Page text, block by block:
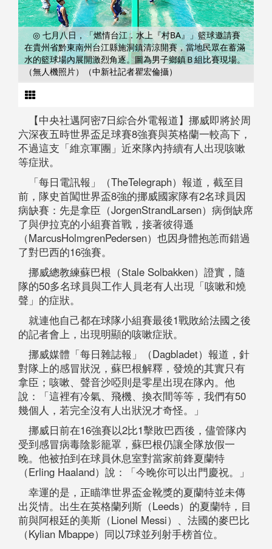
◎ 七月八日，「燃情台江．水上『村BA』」籃球邀請賽
在貴州省黔東南州台江縣施洞鎮清涼開賽，當地民眾在蓄滿
水的籃球場內展開激烈角逐。圖為男子鄉鎮Ｂ組比賽現場。
（無人機照片）（中新社記者瞿宏倫攝）
【中央社邁阿密7日綜合外電報道】挪威即將於周
六深夜五時世界盃足球賽8強賽與英格蘭一較高下，
不過這支「維京軍團」近來隊內持續有人出現咳嗽
等症狀。
「每日電訊報」（TheTelegraph）報道，截至目
前，隊史首闖世界盃8強的挪威國家隊有2名球員因
病缺賽：先是拿臣（JorgenStrandLarsen）病倒缺席
了與伊拉克的小組賽首戰，接著彼得遜
（MarcusHolmgrenPedersen）也因身體抱恙而錯過
了對巴西的16強賽。
挪威總教練蘇巴根（Stale Solbakken）證實，隨
隊的50多名球員與工作人員老有人出現「咳嗽和燒
聲」的症狀。
就連他自己都在球隊小組賽最後1戰敗給法國之後
的記者會上，出現明顯的咳嗽症狀。
挪威媒體「每日雜誌報」（Dagbladet）報道，針
對隊上的感冒狀況，蘇巴根解釋，發燒的其實只有
拿臣；咳嗽、聲音沙啞則是零星出現在隊內。他
說：「這裡有冷氣、飛機、換衣間等等，我們有50
幾個人，若完全沒有人出狀況才奇怪。」
挪威日前在16強賽以2比1擊敗巴西後，儘管隊內
受到感冒病毒陰影籠罩，蘇巴根仍讓全隊放假一
晚。他被拍到在球員休息室對當家前鋒夏蘭特
（Erling Haaland）說：「今晚你可以出門慶祝。」
幸運的是，正瞄準世界盃金靴獎的夏蘭特並未傳
出災情。出生在英格蘭列斯（Leeds）的夏蘭特，目
前與阿根廷的美斯（Lionel Messi）、法國的麥巴比
（Kylian Mbappe）同以7球並列射手榜首位。